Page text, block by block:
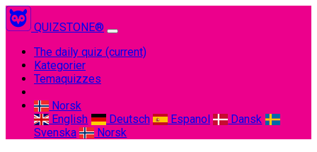
QUIZSTONE®
The daily quiz (current)
Kategorier
Temaquizzes
Norsk
English
Deutsch Espanol
Dansk
Svenska
Norsk